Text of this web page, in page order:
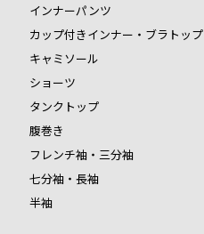
インナーパンツ
カップ付きインナー・ブラトップ
キャミソール
ショーツ
タンクトップ
腹巻き
フレンチ袖・三分袖
七分袖・長袖
半袖